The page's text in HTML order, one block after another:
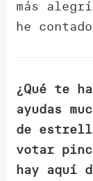
más
he
¿Qué te
ayudas
de
votar
hay aquí